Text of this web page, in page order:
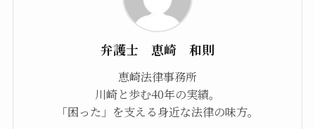
弁護士 恵崎 和則
恵崎法律事務所
川崎と歩む40年の実績。
「困った」を支える身近な法律の味方。